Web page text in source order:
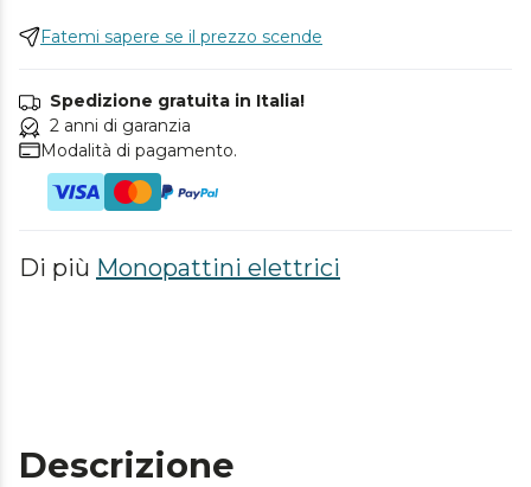
Fatemi sapere se il prezzo scende
Spedizione gratuita in Italia!
2 anni di garanzia
Modalità di pagamento.
Di più Monopattini elettrici
Descrizione